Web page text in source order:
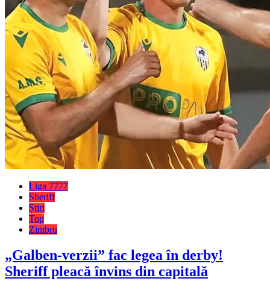
Liga 7777
Sheriff
Știri
Top
Zimbru
„Galben-verzii” fac legea în derby!
Sheriff pleacă învins din capitală